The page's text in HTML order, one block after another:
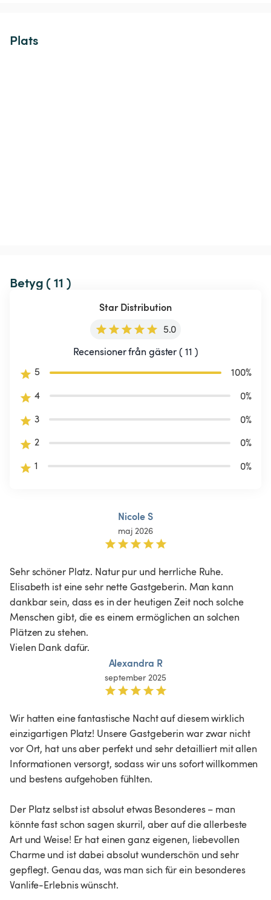
Plats
Betyg ( 11 )
Star Distribution
5.0
Recensioner från gäster ( 11 )
5
100%
4
0%
3
0%
2
0%
1
0%
Nicole S
maj 2026
Sehr schöner Platz. Natur pur und herrliche Ruhe.
Elisabeth ist eine sehr nette Gastgeberin. Man kann
dankbar sein, dass es in der heutigen Zeit noch solche
Menschen gibt, die es einem ermöglichen an solchen
Plätzen zu stehen.
Vielen Dank dafür.
Alexandra R
september 2025
Wir hatten eine fantastische Nacht auf diesem wirklich
einzigartigen Platz! Unsere Gastgeberin war zwar nicht
vor Ort, hat uns aber perfekt und sehr detailliert mit allen
Informationen versorgt, sodass wir uns sofort willkommen
und bestens aufgehoben fühlten.
Der Platz selbst ist absolut etwas Besonderes – man
könnte fast schon sagen skurril, aber auf die allerbeste
Art und Weise! Er hat einen ganz eigenen, liebevollen
Charme und ist dabei absolut wunderschön und sehr
gepflegt. Genau das, was man sich für ein besonderes
Vanlife-Erlebnis wünscht.